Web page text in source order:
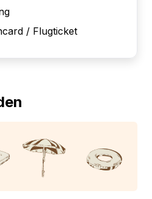
/ Flugticket